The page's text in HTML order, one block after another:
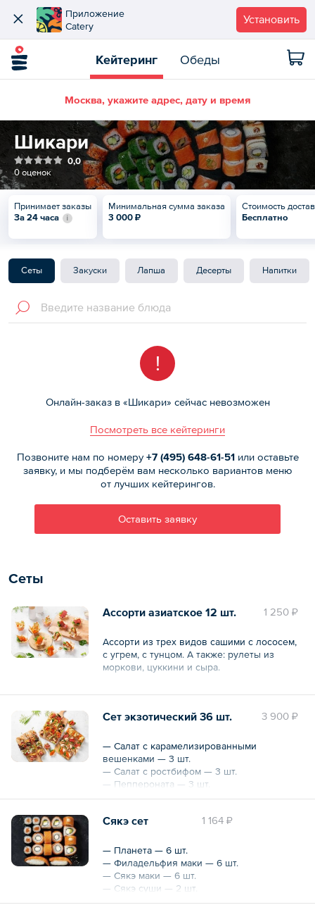
Приложение
Catery
Установить
Кейтеринг Обеды
Москва, укажите адрес, дату и время
Шикари
0,0
0 оценок
Принимает заказы
За 24 часа
Минимальная сумма заказа
3 000 ₽
Стоимость
Бесплатно
Сеты Закуски Лапша Десерты Напитки
!
Онлайн-заказ в «Шикари» сейчас невозможен
Посмотреть все кейтеринги
Позвоните нам по номеру+7 (495) 648-61-51или оставьте
заявку, и мы подберём вам несколько вариантов меню
от лучших кейтерингов.
Оставить заявку
Сеты
1 250 ₽
Ассорти азиатское 12 шт.
Ассорти из трех видов сашими с лососем,
с угрем, с тунцом. А также: рулеты из
моркови, цуккини и сыра.
3 900 ₽
Сет экзотический 36 шт.
— Cалат с карамелизированными
вешенками — 3 шт.
— Салат с ростбифом — 3 шт.
— Пеппероната — 3 шт.
— Запеченная груша с креветкой — 3 шт.
— Сашими с угрем — 3 шт.
— Рулеты из моркови, цуккини и сыра — 3
шт.
— Поке c лососем — 3 шт.
— Поке с тунцом — 3 шт.
1 164 ₽
Сякэ сет
— Планета — 6 шт.
— Филадельфия маки — 6 шт.
— Сякэ маки — 6 шт.
— Сякэ суши — 2 шт.